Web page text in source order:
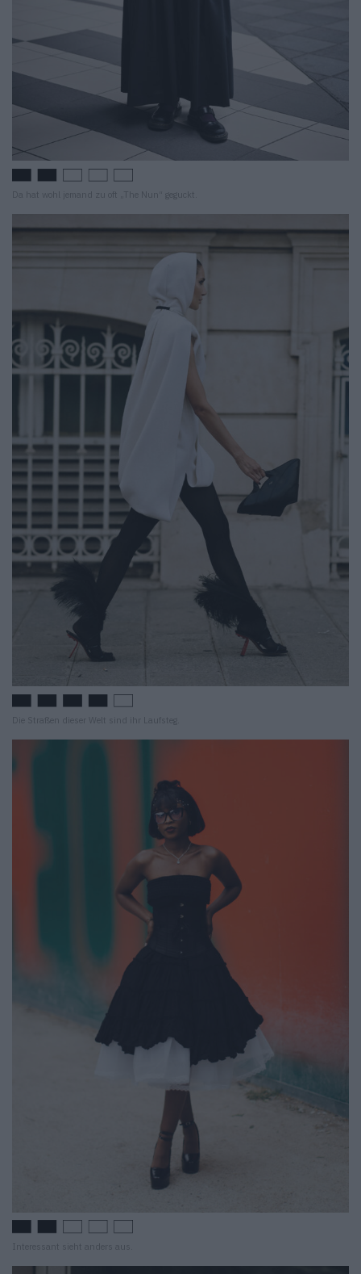
Da hat wohl jemand zu oft „The Nun“ geguckt.
Die Straßen dieser Welt sind ihr Laufsteg.
Interessant sieht anders aus.